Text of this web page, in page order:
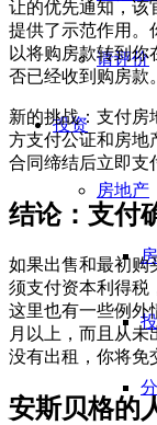
请评价
投资
房地产
让的优先通知，该
提供了示范作用。
以将购房款转到
否已经收到购房款。
新的挑战：支付房
方支付公证和房地
合同缔结后立即支
结论：支付
如果出售和最初购
须支付资本利得税
这里也有一些例外
月以上，而且从未
没有出租，你将免
安斯贝格的